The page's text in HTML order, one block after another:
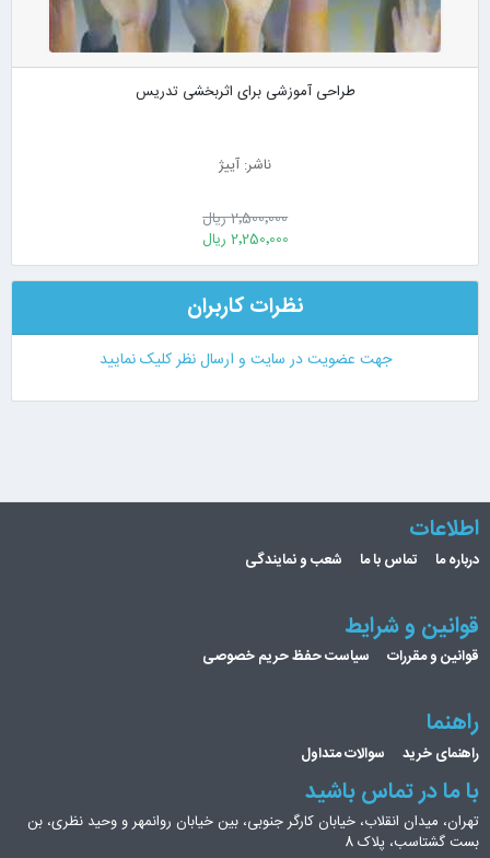
طراحی آموزشی برای اثربخشی تدریس
ناشر: آییژ
2٬500٬000 ریال
2٬250٬000 ریال
نظرات کاربران
جهت عضویت در سایت و ارسال نظر کلیک نمایید
اطلاعات
درباره ما تماس با ما شعب و نمایندگی
قوانین و شرایط
قوانین و مقررات سیاست حفظ حریم خصوصی
راهنما
راهنمای خرید سوالات متداول
با ما در تماس باشید
تهران، میدان انقلاب، خیابان کارگر جنوبی، بین خیابان روانمهر و وحید نظری، بن
بست گشتاسب، پلاک 8